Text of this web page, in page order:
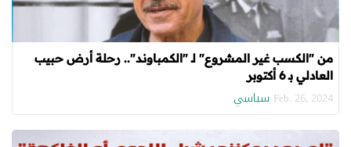
من "الكسب غير المشروع" لـ "الكمباوند".. رحلة أرض حبيب
العادلي بـ 6 أكتوبر
Feb. 26, 2024 سياسي